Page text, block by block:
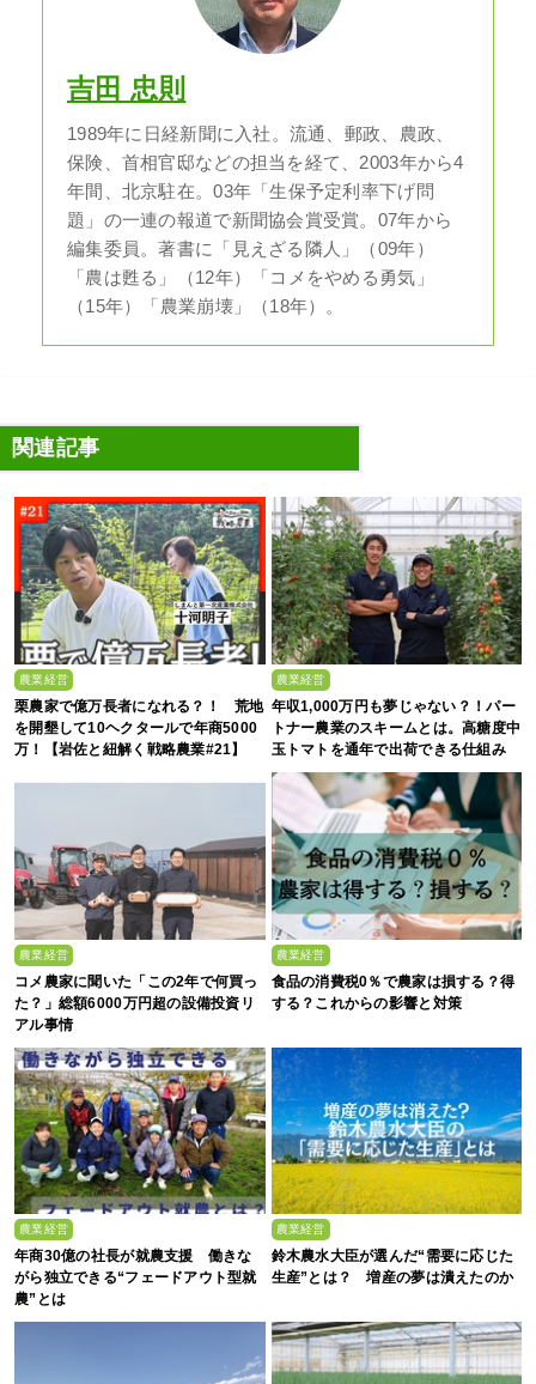
吉田 忠則
1989年に日経新聞に入社。流通、郵政、農政、
保険、首相官邸などの担当を経て、2003年から4
年間、北京駐在。03年「生保予定利率下げ問
題」の一連の報道で新聞協会賞受賞。07年から
編集委員。著書に「見えざる隣人」（09年）
「農は甦る」（12年）「コメをやめる勇気」
（15年）「農業崩壊」（18年）。
関連記事
農業経営
栗農家で億万長者になれる？！ 荒地
を開墾して10ヘクタールで年商5000
万！【岩佐と紐解く戦略農業#21】
農業経営
年収1,000万円も夢じゃない？！パー
トナー農業のスキームとは。高糖度中
玉トマトを通年で出荷できる仕組み
農業経営
コメ農家に聞いた「この2年で何買っ
た？」総額6000万円超の設備投資リ
アル事情
農業経営
食品の消費税0％で農家は損する？得
する？これからの影響と対策
農業経営
年商30億の社長が就農支援 働きな
がら独立できる“フェードアウト型就
農”とは
農業経営
鈴木農水大臣が選んだ“需要に応じた
生産”とは？ 増産の夢は潰えたのか